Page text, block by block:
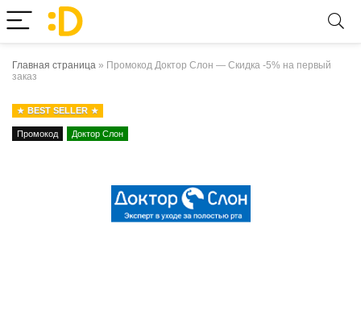
Главная страница » Промокод Доктор Слон — Скидка -5% на первый
заказ
BEST SELLER
Промокод Доктор Слон